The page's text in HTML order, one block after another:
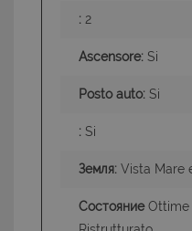
: 2
Ascensore: Si
Posto auto: Si
: Si
Земля: Vista Mare
СостояниеOttime